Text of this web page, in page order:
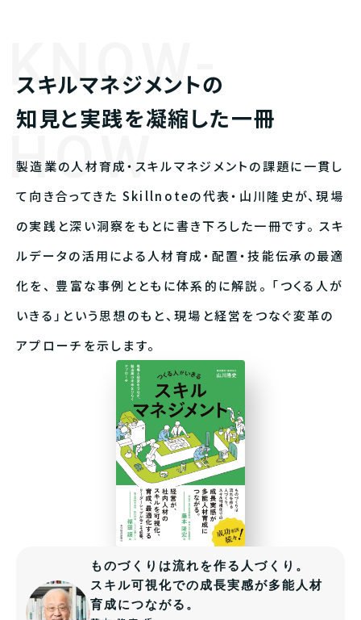
KNOW-
HOW
スキルマネジメントの
知見と実践を凝縮した一冊
製造業の人材育成・スキルマネジメントの課題に一貫し
て向き合ってきた Skillnoteの代表・山川隆史が、現場
の実践と深い洞察をもとに書き下ろした一冊です。 スキ
ルデータの活用による人材育成・配置・技能伝承の最適
化を、 豊富な事例とともに体系的に解説。 「つくる人が
いきる」という思想のもと、現場と経営をつなぐ変革の
アプローチを示します。
ものづくりは流れを作る人づくり。
スキル可視化での成長実感が多能人材
育成につながる。